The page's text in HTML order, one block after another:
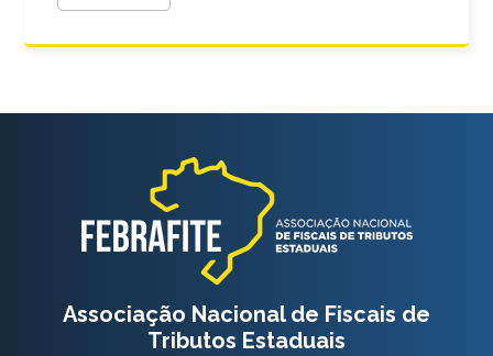
Associação Nacional de Fiscais de
Tributos Estaduais